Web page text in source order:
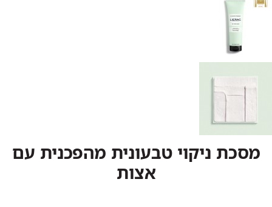
מסכת ניקוי טבעונית מהפכנית עם
אצות